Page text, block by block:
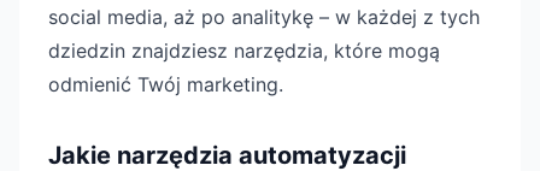
social media, aż po analitykę – w każdej z tych
dziedzin znajdziesz narzędzia, które mogą
odmienić Twój marketing.
Jakie narzędzia automatyzacji